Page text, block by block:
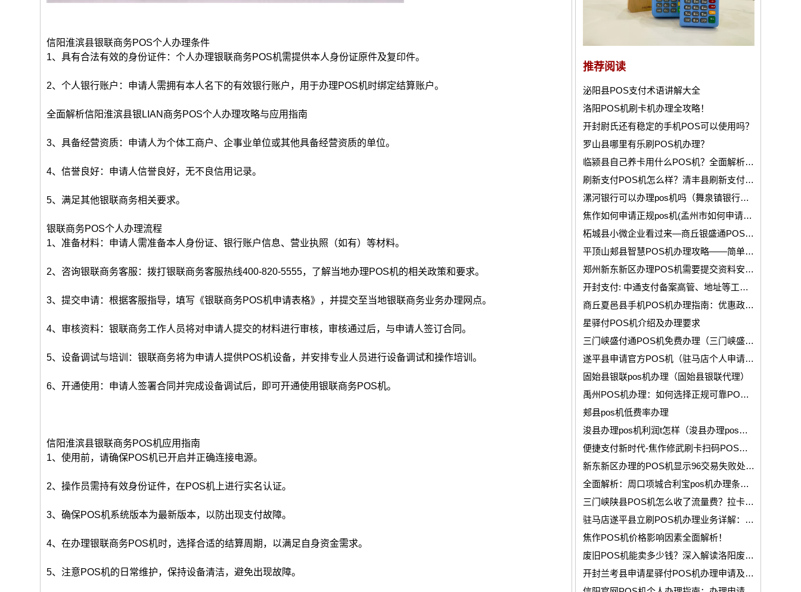
信阳淮滨县银联商务POS个人办理条件
1、具有合法有效的身份证件：个人办理银联商务POS机需提供本人身份证原件及复印件。
2、个人银行账户：申请人需拥有本人名下的有效银行账户，用于办理POS机时绑定结算账户。
全面解析信阳淮滨县银LIAN商务POS个人办理攻略与应用指南
3、具备经营资质：申请人为个体工商户、企事业单位或其他具备经营资质的单位。
4、信誉良好：申请人信誉良好，无不良信用记录。
5、满足其他银联商务相关要求。
银联商务POS个人办理流程
1、准备材料：申请人需准备本人身份证、银行账户信息、营业执照（如有）等材料。
2、咨询银联商务客服：拨打银联商务客服热线400-820-5555，了解当地办理POS机的相关政策和要求。
3、提交申请：根据客服指导，填写《银联商务POS机申请表格》，并提交至当地银联商务业务办理网点。
4、审核资料：银联商务工作人员将对申请人提交的材料进行审核，审核通过后，与申请人签订合同。
5、设备调试与培训：银联商务将为申请人提供POS机设备，并安排专业人员进行设备调试和操作培训。
6、开通使用：申请人签署合同并完成设备调试后，即可开通使用银联商务POS机。
信阳淮滨县银联商务POS机应用指南
1、使用前，请确保POS机已开启并正确连接电源。
2、操作员需持有效身份证件，在POS机上进行实名认证。
3、确保POS机系统版本为最新版本，以防出现支付故障。
4、在办理银联商务POS机时，选择合适的结算周期，以满足自身资金需求。
5、注意POS机的日常维护，保持设备清洁，避免出现故障。
推荐阅读
泌阳县POS支付术语讲解大全
洛阳POS机刷卡机办理全攻略！
开封尉氏还有稳定的手机POS可以使用吗？
罗山县哪里有乐刷POS机办理？
临颍县自己养卡用什么POS机？全面解析与推荐
刷新支付POS机怎么样？清丰县刷新支付POS机费率多少？
漯河银行可以办理pos机吗（舞泉镇银行可以办理pos刷卡机吗）
焦作如何申请正规pos机(孟州市如何申请到pos机流程)
柘城县小微企业看过来—商丘银盛通POS机办理全指南，解锁财务收款新捷径
平顶山郏县智慧POS机办理攻略——简单快捷，安全收款尽在掌握!
郑州新东新区办理POS机需要提交资料安全吗?
开封支付: 中通支付备案高管、地址等工商信息变更！
商丘夏邑县手机POS机办理指南：优惠政策、办理流程及常见问题分析！
星驿付POS机介绍及办理要求
三门峡盛付通POS机免费办理（三门峡盛付通POS机办理入口）
遂平县申请官方POS机（驻马店个人申请pos机须注意的三个事项）
固始县银联pos机办理（固始县银联代理）
禹州POS机办理：如何选择正规可靠POS机公司？
郏县pos机低费率办理
浚县办理pos机利润t怎样（浚县办理pos机挣钱多吗安全吗）
便捷支付新时代-焦作修武刷卡扫码POS机上门办理服务全面开启！
新东新区办理的POS机显示96交易失败处理方案
全面解析：周口项城合利宝pos机办理条件及流程详解！
三门峡陕县POS机怎么收了流量费？拉卡拉POS流量费讲解
驻马店遂平县立刷POS机办理业务详解：轻松办理pos机，轻松收款！
焦作POS机价格影响因素全面解析！
废旧POS机能卖多少钱？深入解读洛阳废旧POS机市场
开封兰考县申请星驿付POS机办理申请及所需的资料有那些？